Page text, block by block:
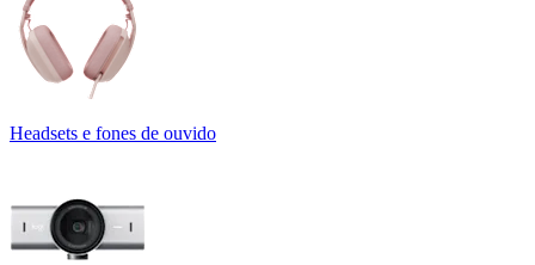
Headsets e fones de ouvido